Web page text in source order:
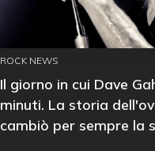
ROCK NEWS
Il giorno in cui Dave
minuti. La storia
cambiò per sempre la